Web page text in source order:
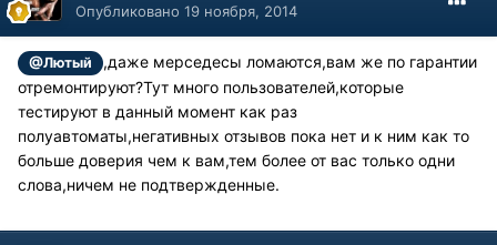
Опубликовано 19 ноября, 2014
@Лютый
,даже мерседесы ломаются,вам же по гарантии
отремонтируют?Тут много пользователей,которые
тестируют в данный момент как раз
полуавтоматы,негативных отзывов пока нет и к ним как то
больше доверия чем к вам,тем более от вас только одни
слова,ничем не подтвержденные.